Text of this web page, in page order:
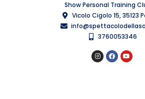
Show Personal Training
Vicolo Cigolo 15, 35123
3760053346